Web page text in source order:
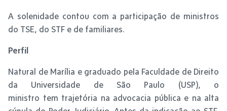
A solenidade contou com a participação de ministros
do TSE, do STF e de familiares.
Perfil
Natural de Marília e graduado pela Faculdade de Direito
da Universidade de São Paulo (USP), o
ministro tem trajetória na advocacia pública e na alta